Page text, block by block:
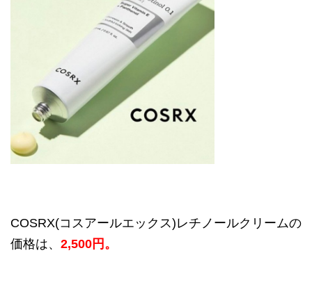
COSRX(コスアールエックス)レチノールクリームの
価格は、 2,500 円。